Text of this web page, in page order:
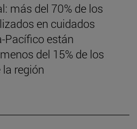
más del 70% de los
en cuidados
Pacífico están
del 15% de los
región